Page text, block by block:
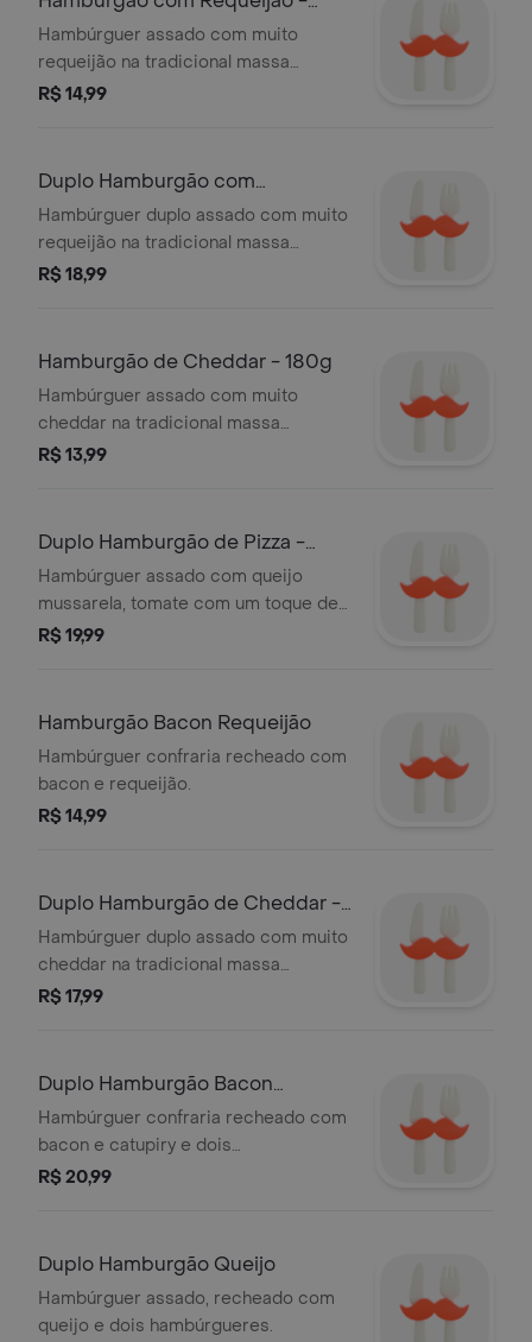
180g
Hambúrguer assado com muito
requeijão na tradicional massa
confraria feita com azeite.
R$ 14,99
Duplo Hamburgão com
Requeijão 300g
Hambúrguer duplo assado com muito
requeijão na tradicional massa
confraria feita com azeite.
R$ 18,99
Hamburgão de Cheddar - 180g
Hambúrguer assado com muito
cheddar na tradicional massa
confraria feita com azeite.
R$ 13,99
Duplo Hamburgão de Pizza -
300g
Hambúrguer assado com queijo
mussarela, tomate com um toque de
azeite e orégano e dois
R$ 19,99
Hamburgão Bacon Requeijão
Hambúrguer confraria recheado com
bacon e requeijão.
R$ 14,99
Duplo Hamburgão de Cheddar -
300g
Hambúrguer duplo assado com muito
cheddar na tradicional massa
confraria feita com azeite.
R$ 17,99
Duplo Hamburgão Bacon
Catupiry - 300g
Hambúrguer confraria recheado com
bacon e catupiry e dois
hambúrgueres.
R$ 20,99
Duplo Hamburgão Queijo
Hambúrguer assado, recheado com
queijo e dois hambúrgueres.